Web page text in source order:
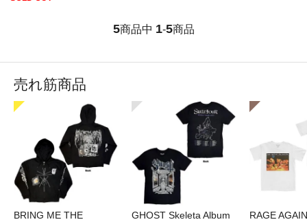
5商品中 1-5商品
売れ筋商品
BRING ME THE
GHOST Skeleta Album
RAGE